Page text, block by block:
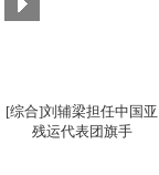
[综合]刘辅梁担任中国亚
残运代表团旗手